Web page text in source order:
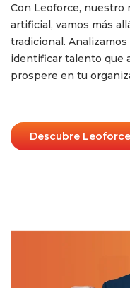
Con Leoforce, nuestro
artificial, vamos más
tradicional.
identificar talento que
prospere en tu
Descubre Leoforce